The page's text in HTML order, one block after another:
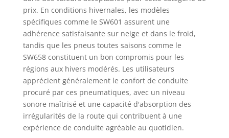
prix. En conditions hivernales, les modèles
spécifiques comme le SW601 assurent une
adhérence satisfaisante sur neige et dans le froid,
tandis que les pneus toutes saisons comme le
SW658 constituent un bon compromis pour les
régions aux hivers modérés. Les utilisateurs
apprécient généralement le confort de conduite
procuré par ces pneumatiques, avec un niveau
sonore maîtrisé et une capacité d'absorption des
irrégularités de la route qui contribuent à une
expérience de conduite agréable au quotidien.